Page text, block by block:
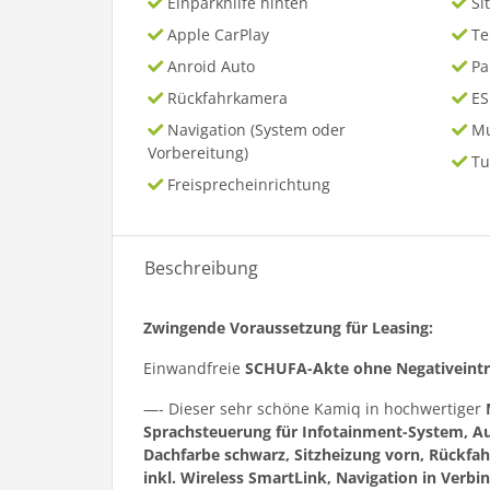
Apple CarPlay
Anroid Auto
Rückfahrkamera
Navigation (System oder
Vorbereitung)
Freisprecheinrichtung
Beschreibung
Zwingende Voraussetzung für Leasing:
Einwandfreie SCHUFA-Akte ohne
—- Dieser sehr schöne Kamiq in hochwertiger
Sprachsteuerung für Infotainment-System,
Dachfarbe schwarz, Sitzheizung vorn,
inkl. Wireless SmartLink, Navigation in